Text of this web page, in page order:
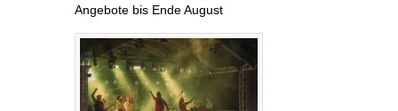
Angebote bis Ende August